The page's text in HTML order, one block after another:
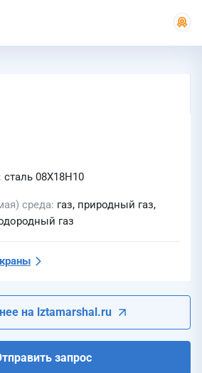
сталь 08Х18Н10
среда газ, природный газ,
газ
на lztamarshal.ru
запрос